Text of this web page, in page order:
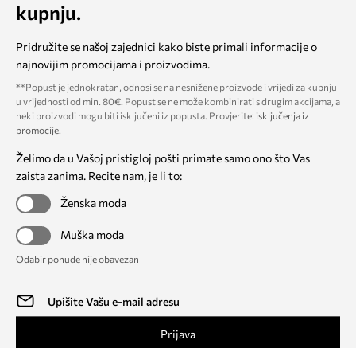
kupnju.
Pridružite se našoj zajednici kako biste primali informacije o
najnovijim promocijama i proizvodima.
**Popust je jednokratan, odnosi se na nesnižene proizvode i vrijedi za kupnju
u vrijednosti od min. 80€. Popust se ne može kombinirati s drugim akcijama, a
neki proizvodi mogu biti isključeni iz popusta. Provjerite: isključenja iz
promocije.
Želimo da u Vašoj pristigloj pošti primate samo ono što Vas
zaista zanima. Recite nam, je li to:
Ženska moda
Muška moda
Odabir ponude nije obavezan
Prijava